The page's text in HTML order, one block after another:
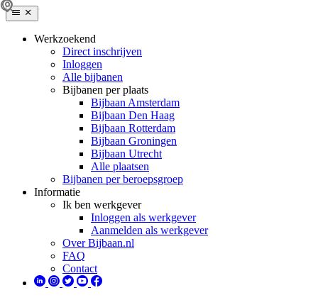
Werkzoekend
Direct inschrijven
Inloggen
Alle bijbanen
Bijbanen per plaats
Bijbaan Amsterdam
Bijbaan Den Haag
Bijbaan Rotterdam
Bijbaan Groningen
Bijbaan Utrecht
Alle plaatsen
Bijbanen per beroepsgroep
Informatie
Ik ben werkgever
Inloggen als werkgever
Aanmelden als werkgever
Over Bijbaan.nl
FAQ
Contact